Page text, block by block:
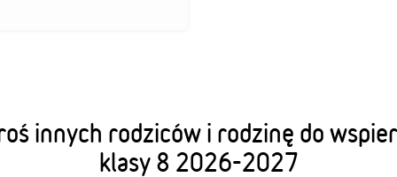
innych rodziców i rodzinę do
klasy 8 2026-2027